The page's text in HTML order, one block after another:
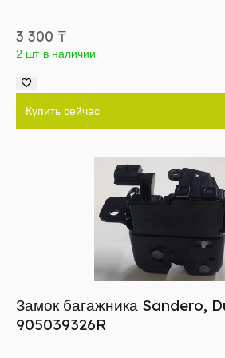
3 300 ₸
2 шт в наличии
Купить сейчас
Замок багажника Sandero,
905039326R